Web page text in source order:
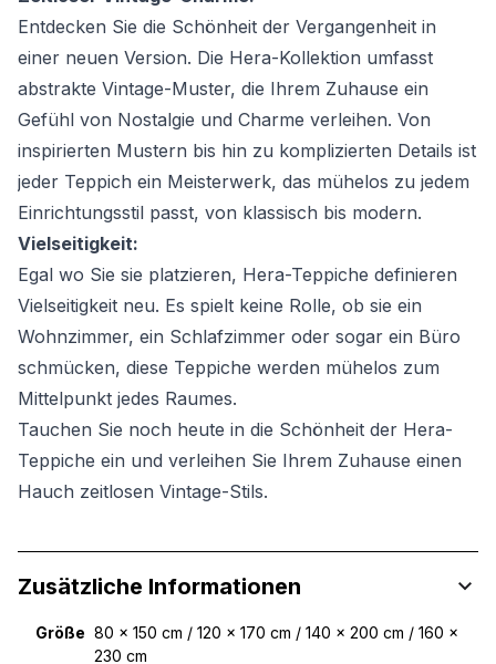
Entdecken Sie die Schönheit der Vergangenheit in
einer neuen Version. Die Hera-Kollektion umfasst
abstrakte Vintage-Muster, die Ihrem Zuhause ein
Gefühl von Nostalgie und Charme verleihen. Von
inspirierten Mustern bis hin zu komplizierten Details ist
jeder Teppich ein Meisterwerk, das mühelos zu jedem
Einrichtungsstil passt, von klassisch bis modern.
Vielseitigkeit:
Egal wo Sie sie platzieren, Hera-Teppiche definieren
Vielseitigkeit neu. Es spielt keine Rolle, ob sie ein
Wohnzimmer, ein Schlafzimmer oder sogar ein Büro
schmücken, diese Teppiche werden mühelos zum
Mittelpunkt jedes Raumes.
Tauchen Sie noch heute in die Schönheit der Hera-
Teppiche ein und verleihen Sie Ihrem Zuhause einen
Hauch zeitlosen Vintage-Stils.
Zusätzliche Informationen
Größe 80 x 150 cm / 120 x 170 cm / 140 x 200 cm / 160 x
230 cm